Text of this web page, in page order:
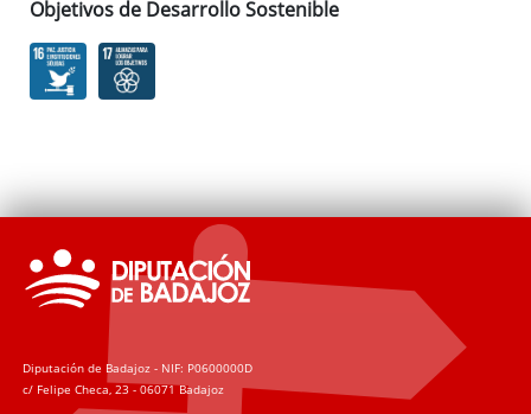
Objetivos de Desarrollo Sostenible
Diputación de Badajoz - NIF: P0600000D
c/ Felipe Checa, 23 - 06071 Badajoz